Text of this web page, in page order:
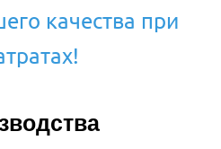
качества при